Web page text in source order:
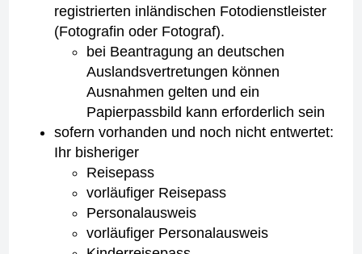
registrierten inländischen Fotodienstleister
(Fotografin oder Fotograf).
bei Beantragung an deutschen
Auslandsvertretungen können
Ausnahmen gelten und ein
Papierpassbild kann erforderlich sein
sofern vorhanden und noch nicht entwertet:
Ihr bisheriger
Reisepass
vorläufiger Reisepass
Personalausweis
vorläufiger Personalausweis